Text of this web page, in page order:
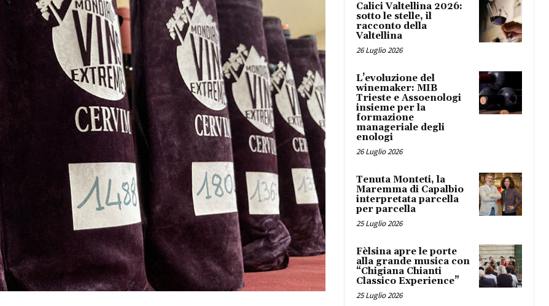
Calici Valtellina 2026:
sotto le stelle, il
racconto della
Valtellina
26 Luglio 2026
L’evoluzione del
winemaker: MIB
Trieste e Assoenologi
insieme per la
formazione
manageriale degli
enologi
26 Luglio 2026
Tenuta Monteti, la
Maremma di Capalbio
interpretata parcella
per parcella
25 Luglio 2026
Fèlsina apre le porte
alla grande musica con
“Chigiana Chianti
Classico Experience”
25 Luglio 2026